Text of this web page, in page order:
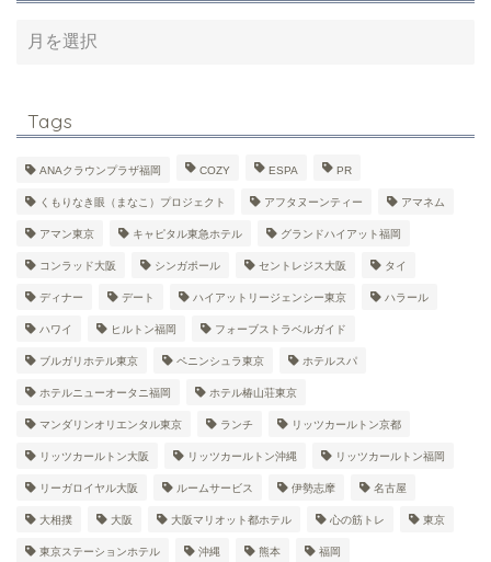
Tags
ANAクラウンプラザ福岡 COZY ESPA PR
くもりなき眼（まなこ）プロジェクト アフタヌーンティー アマネム
アマン東京 キャピタル東急ホテル グランドハイアット福岡
コンラッド大阪 シンガポール セントレジス大阪 タイ
ディナー デート ハイアットリージェンシー東京 ハラール
ハワイ ヒルトン福岡 フォーブストラベルガイド
ブルガリホテル東京 ペニンシュラ東京 ホテルスパ
ホテルニューオータニ福岡 ホテル椿山荘東京
マンダリンオリエンタル東京 ランチ リッツカールトン京都
リッツカールトン大阪 リッツカールトン沖縄 リッツカールトン福岡
リーガロイヤル大阪 ルームサービス 伊勢志摩 名古屋
大相撲 大阪 大阪マリオット都ホテル 心の筋トレ 東京
東京ステーションホテル 沖縄 熊本 福岡